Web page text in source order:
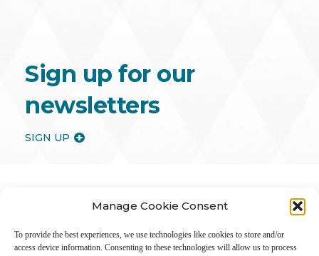
Manage Cookie Consent
To provide the best experiences, we use technologies like cookies to store and/or
access device information. Consenting to these technologies will allow us to process
Sign up for our
newsletters
SIGN UP